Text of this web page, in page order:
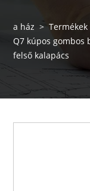
a ház > Termékek
Q7 kúpos gombos
felső kalapács